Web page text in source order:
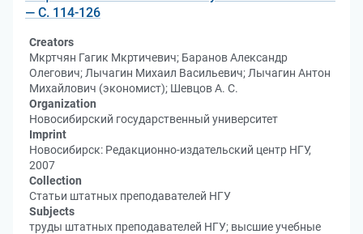
— С. 114-126
Creators
Мкртчян Гагик Мкртичевич; Баранов Александр
Олегович; Лычагин Михаил Васильевич; Лычагин Антон
Михайлович (экономист); Шевцов А. С.
Organization
Новосибирский государственный университет
Imprint
Новосибирск: Редакционно-издательский центр НГУ,
2007
Collection
Статьи штатных преподавателей НГУ
Subjects
труды штатных преподавателей НГУ; высшие учебные